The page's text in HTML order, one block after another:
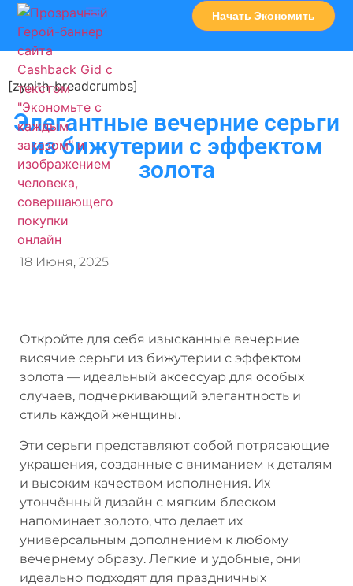
Начать Экономить
[zynith-breadcrumbs]
Элегантные вечерние серьги
из бижутерии с эффектом
золота
18 Июня, 2025
Откройте для себя изысканные вечерние
висячие серьги из бижутерии с эффектом
золота — идеальный аксессуар для особых
случаев, подчеркивающий элегантность и
стиль каждой женщины.
Эти серьги представляют собой потрясающие
украшения, созданные с вниманием к деталям
и высоким качеством исполнения. Их
утончённый дизайн с мягким блеском
напоминает золото, что делает их
универсальным дополнением к любому
вечернему образу. Легкие и удобные, они
идеально подходят для праздничных